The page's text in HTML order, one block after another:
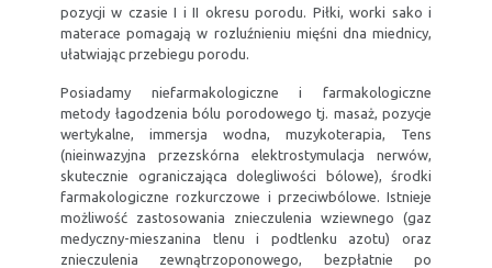
pozycji w czasie I i II okresu porodu. Piłki, worki sako i
materace pomagają w rozluźnieniu mięśni dna miednicy,
ułatwiając przebiegu porodu.
Posiadamy niefarmakologiczne i farmakologiczne
metody łagodzenia bólu porodowego tj. masaż, pozycje
wertykalne, immersja wodna, muzykoterapia, Tens
(nieinwazyjna przezskórna elektrostymulacja nerwów,
skutecznie ograniczająca dolegliwości bólowe), środki
farmakologiczne rozkurczowe i przeciwbólowe. Istnieje
możliwość zastosowania znieczulenia wziewnego (gaz
medyczny-mieszanina tlenu i podtlenku azotu) oraz
znieczulenia zewnątrzoponowego, bezpłatnie po